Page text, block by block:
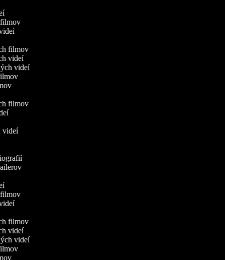
filmov
filmov
videí
videí
filmov
videí
filmov
filmov
videí
videí